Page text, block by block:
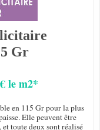
Gr
le m2*
en 115 Gr pour la plus
Elle peuvent être
toute deux sont réalisé